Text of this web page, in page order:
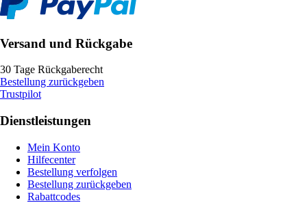
Versand und Rückgabe
30 Tage Rückgaberecht
Bestellung zurückgeben
Trustpilot
Dienstleistungen
Mein Konto
Hilfecenter
Bestellung verfolgen
Bestellung zurückgeben
Rabattcodes